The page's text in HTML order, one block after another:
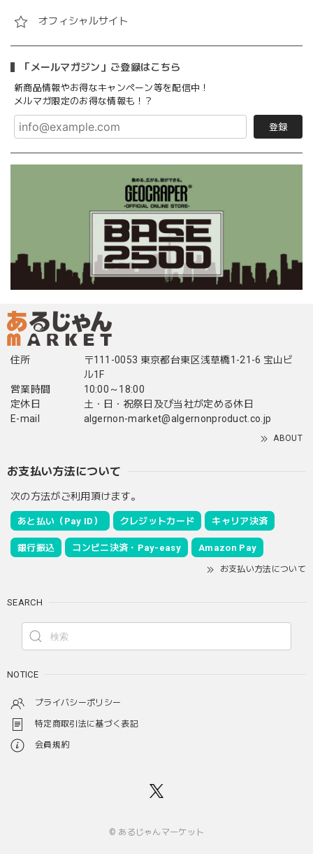
オフィシャルサイト
「メールマガジン」ご登録はこちら
新商品情報やお得なキャンペーン等を配信中！
メルマガ限定のお得な情報も！？
登録
住所
〒111-0053 東京都台東区浅草橋1-21-6 宝山ビ
ル1F
営業時間
10:00～18:00
定休日
土・日・祝祭日及び当社が定める休日
E-mail
algernon-market@algernonproduct.co.jp
ABOUT
お支払い方法について
次の方法がご利用頂けます。
あと払い（Pay ID） クレジットカード キャリア決済
銀行振込 コンビニ決済・Pay-easy Amazon Pay
お支払い方法について
SEARCH
NOTICE
プライバシーポリシー
特定商取引法に基づく表記
会員規約
© あるじゃんマーケット